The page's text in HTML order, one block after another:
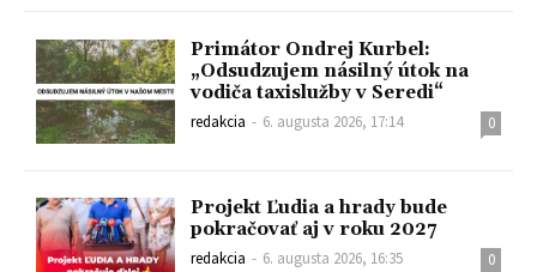
Primátor Ondrej Kurbel:
„Odsudzujem násilný útok na
vodiča taxislužby v Seredi“
redakcia - 6. augusta 2026, 17:14 0
Projekt Ľudia a hrady bude
pokračovať aj v roku 2027
redakcia - 6. augusta 2026, 16:35 0